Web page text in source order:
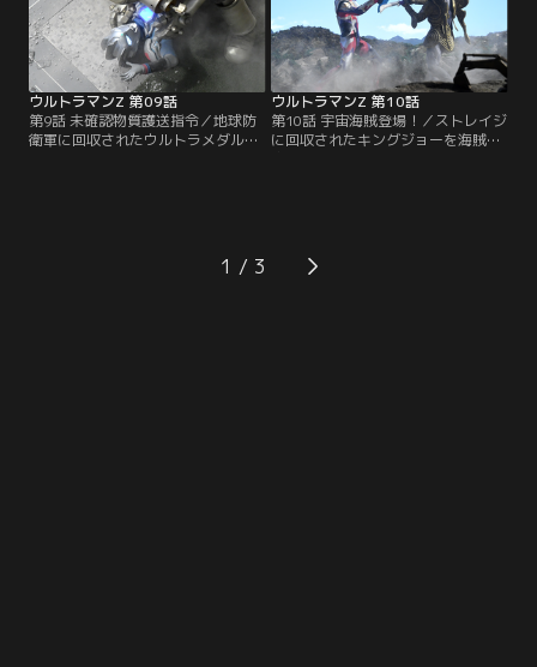
る！邪悪な野望を打ち砕け！ゼッ
ト、ジード、そしてゼロ！
新たな力を手にするしかない！そ
う、変幻自在の神秘の光を！
ウルトラマンZ 第09話
第9話 未確認物質護送指令／地球防
衛軍に回収されたウルトラメダル。
ストレイジは、そしてウルトラマン
ゼットはどのように立ち向かうの
ウルトラマンZ 第10話
第10話 宇宙海賊登場！／ストレイジ
に回収されたキングジョーを海賊宇
る！急げハルキ！海賊宇宙人の好き
にさせるな！
1